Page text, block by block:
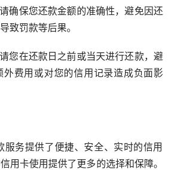
致罚款等后果。
费用或对您的信用记录造成负面影
用卡使用提供了更多的选择和保障。